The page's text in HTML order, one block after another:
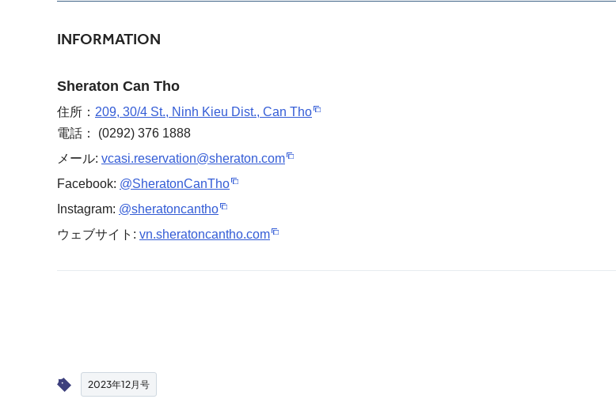
INFORMATION
Sheraton Can Tho
住所： 209, 30/4 St., Ninh Kieu Dist., Can Tho
電話： (0292) 376 1888
メール: vcasi.reservation@sheraton.com
Facebook: @SheratonCanTho
Instagram: @sheratoncantho
ウェブサイト: vn.sheratoncantho.com
2023年12月号